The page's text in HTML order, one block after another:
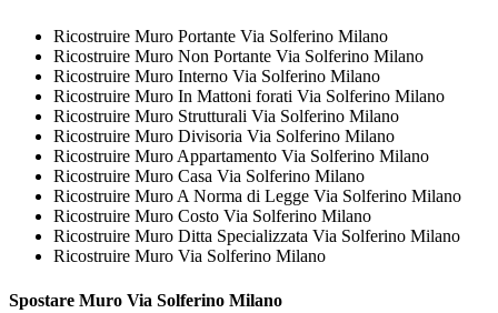
Ricostruire Muro Portante Via Solferino Milano
Ricostruire Muro Non Portante Via Solferino Milano
Ricostruire Muro Interno Via Solferino Milano
Ricostruire Muro In Mattoni forati Via Solferino Milano
Ricostruire Muro Strutturali Via Solferino Milano
Ricostruire Muro Divisoria Via Solferino Milano
Ricostruire Muro Appartamento Via Solferino Milano
Ricostruire Muro Casa Via Solferino Milano
Ricostruire Muro A Norma di Legge Via Solferino Milano
Ricostruire Muro Costo Via Solferino Milano
Ricostruire Muro Ditta Specializzata Via Solferino Milano
Ricostruire Muro Via Solferino Milano
Spostare Muro Via Solferino Milano